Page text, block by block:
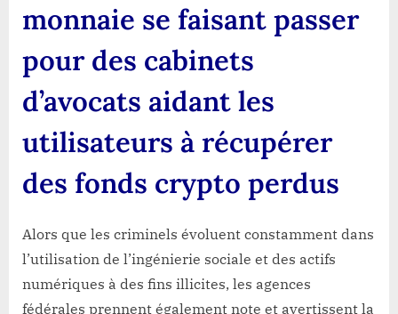
monnaie se faisant passer
pour des cabinets
d’avocats aidant les
utilisateurs à récupérer
des fonds crypto perdus
Alors que les criminels évoluent constamment dans
l’utilisation de l’ingénierie sociale et des actifs
numériques à des fins illicites, les agences
fédérales prennent également note et avertissent la